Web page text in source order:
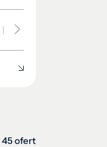
| 6000 m
45 ofert